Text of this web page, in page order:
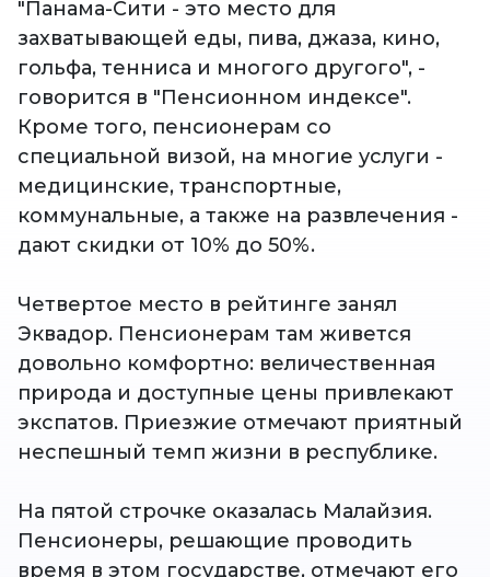
"Панама-Сити - это место для
захватывающей еды, пива, джаза, кино,
гольфа, тенниса и многого другого", -
говорится в "Пенсионном индексе".
Кроме того, пенсионерам со
специальной визой, на многие услуги -
медицинские, транспортные,
коммунальные, а также на развлечения -
дают скидки от 10% до 50%.
Четвертое место в рейтинге занял
Эквадор. Пенсионерам там живется
довольно комфортно: величественная
природа и доступные цены привлекают
экспатов. Приезжие отмечают приятный
неспешный темп жизни в республике.
На пятой строчке оказалась Малайзия.
Пенсионеры, решающие проводить
время в этом государстве, отмечают его